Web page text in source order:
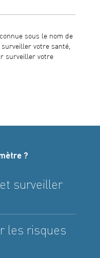
sous le nom de
votre santé,
surveiller votre
?
surveiller
les risques